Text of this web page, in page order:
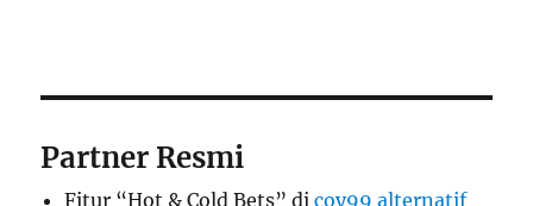
Partner Resmi
Fitur “Hot & Cold Bets” dicoy99 alternatif